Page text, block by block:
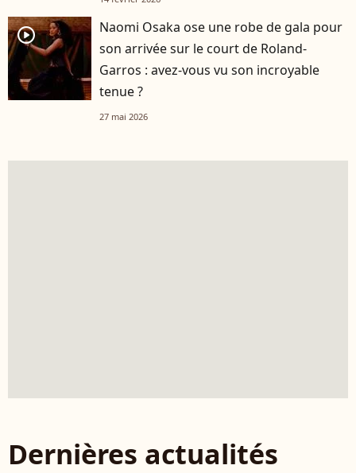
player2
Naomi Osaka ose une robe de gala pour
son arrivée sur le court de Roland-
Garros : avez-vous vu son incroyable
tenue ?
27 mai 2026
Dernières actualités